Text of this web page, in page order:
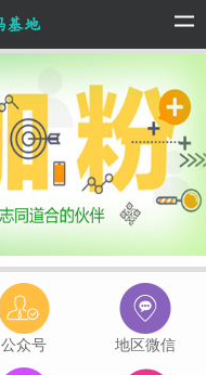
公众号 地区微信